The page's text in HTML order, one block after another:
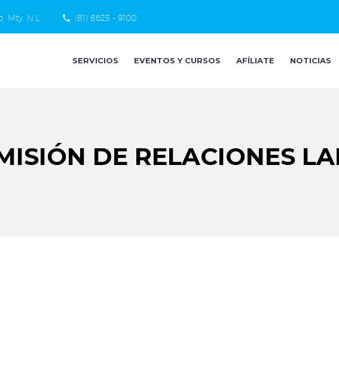
Mty. N.L. (81) 8625 - 9100
SERVICIOS EVENTOS Y CURSOS AFÍLIATE NOTICIAS
DE RELACIONES